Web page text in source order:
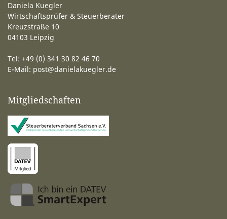
Daniela Kuegler
Wirtschaftsprüfer & Steuerberater
Kreuzstraße 10
04103 Leipzig
Tel: +49 (0) 341 30 82 46 70
E-Mail: post@danielakuegler.de
Mitgliedschaften